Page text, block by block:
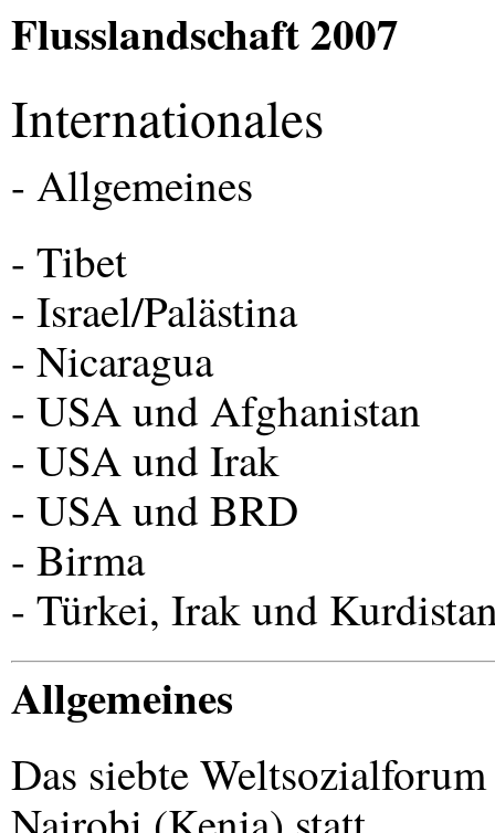
Flusslandschaft 2007
Internationales
- Allgemeines
- Tibet
- Israel/Palästina
- Nicaragua
- USAund Afghanistan
- USAund Irak
- USAundBRD
- Birma
- Türkei, Irak und
Allgemeines
Das siebte